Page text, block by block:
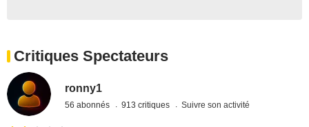
Critiques Spectateurs
ronny1
56 abonnés 913 critiques Suivre son activité